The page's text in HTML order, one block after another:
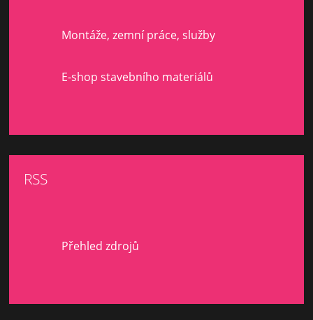
Montáže, zemní práce, služby
E-shop stavebního materiálů
RSS
Přehled zdrojů